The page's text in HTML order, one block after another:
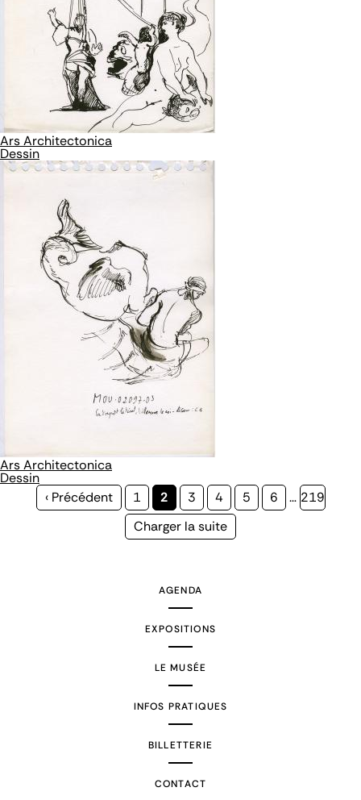
Ars Architectonica
Dessin
Ars Architectonica
Dessin
Page
‹ Précédent Page
1
Page
courante
2 Page
3 Page
4 Page
5 Page
6 … Page
219
Page
Charger la suite
AGENDA
EXPOSITIONS
LE MUSÉE
INFOS PRATIQUES
BILLETTERIE
CONTACT